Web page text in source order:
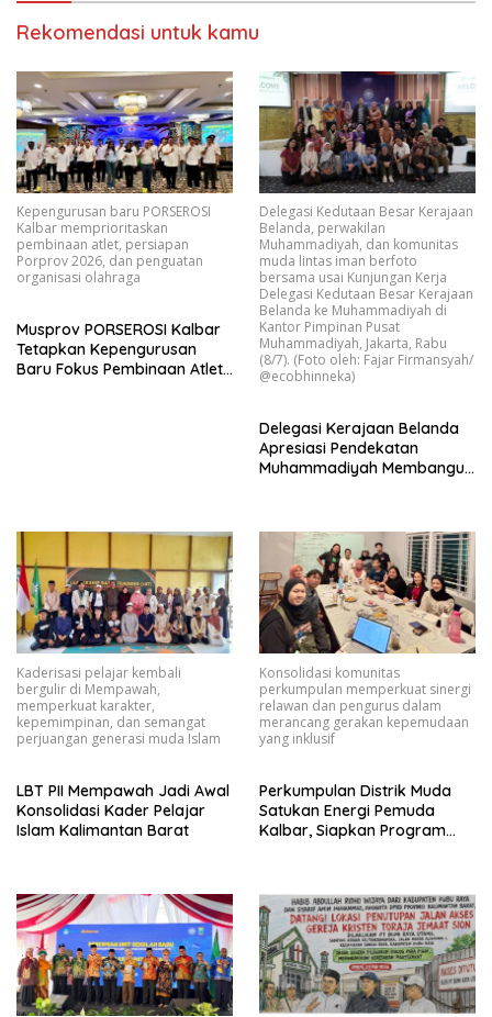
Rekomendasi untuk kamu
Kepengurusan baru PORSEROSI
Kalbar memprioritaskan
pembinaan atlet, persiapan
Porprov 2026, dan penguatan
organisasi olahraga
Musprov PORSEROSI Kalbar
Tetapkan Kepengurusan
Baru Fokus Pembinaan Atlet
Delegasi Kedutaan Besar Kerajaan
Belanda, perwakilan
Muhammadiyah, dan komunitas
muda lintas iman berfoto
bersama usai Kunjungan Kerja
Delegasi Kedutaan Besar Kerajaan
Belanda ke Muhammadiyah di
Kantor Pimpinan Pusat
Muhammadiyah, Jakarta, Rabu
(8/7). (Foto oleh: Fajar Firmansyah/
@ecobhinneka)
Delegasi Kerajaan Belanda
Apresiasi Pendekatan
Muhammadiyah Membangun
Kaderisasi pelajar kembali
bergulir di Mempawah,
memperkuat karakter,
kepemimpinan, dan semangat
perjuangan generasi muda Islam
LBT PII Mempawah Jadi Awal
Konsolidasi Kader Pelajar
Islam Kalimantan Barat
Konsolidasi komunitas
perkumpulan memperkuat sinergi
relawan dan pengurus dalam
merancang gerakan kepemudaan
yang inklusif
Perkumpulan Distrik Muda
Satukan Energi Pemuda
Kalbar, Siapkan Program